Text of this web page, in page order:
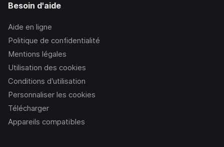
Besoin d'aide
Aide en ligne
Politique de confidentialité
Mentions légales
Utilisation des cookies
Conditions d’utilisation
Personnaliser les cookies
Télécharger
Appareils compatibles